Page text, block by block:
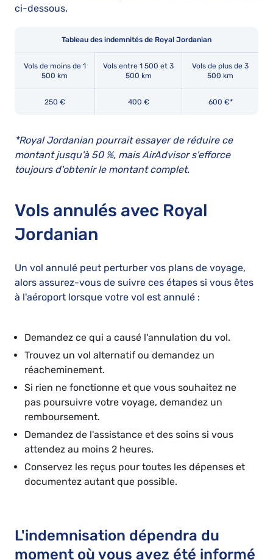
ci-dessous.
Tableau des indemnités de Royal Jordanian
Vols de moins de 1
500 km
Vols entre 1 500 et 3
500 km
Vols de plus de 3
500 km
250 € 400 € 600 €*
*Royal Jordanian pourrait essayer de réduire ce
montant jusqu'à 50 %, mais AirAdvisor s'efforce
toujours d'obtenir le montant complet.
Vols annulés avec Royal
Jordanian
Un vol annulé peut perturber vos plans de voyage,
alors assurez-vous de suivre ces étapes si vous êtes
à l'aéroport lorsque votre vol est annulé :
Demandez ce qui a causé l'annulation du vol.
Trouvez un vol alternatif ou demandez un
réacheminement.
Si rien ne fonctionne et que vous souhaitez ne
pas poursuivre votre voyage, demandez un
remboursement.
Demandez de l'assistance et des soins si vous
attendez au moins 2 heures.
Conservez les reçus pour toutes les dépenses et
documentez autant que possible.
L'indemnisation dépendra du
moment où vous avez été informé